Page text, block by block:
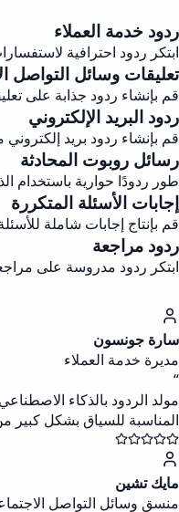
ردود خدمة العملاء
ابتكر ردود احترافية
تعليقات وسائل التواصل
قم بإنشاء ردود جذابة على
ردود البريد الإلكتروني
قم بإنشاء ردود بريد
رسائل روبوت المحادثة
طور ردودًا حوارية باستخدام
إجابات الأسئلة المتكررة
قم بإنتاج إجابات شاملة
ردود مراجعة
ابتكر ردود مدروسة على
سارة جونسون
مديرة خدمة العملاء
“
مولد الردود بالذكاء
المناسبة للسياق بشكل كبير
مايك تشين
منسق وسائل التواصل